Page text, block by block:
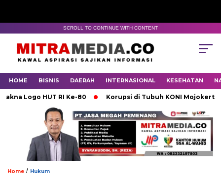
SCROLL TO CONTINUE WITH CONTENT
HOME BISNIS DAERAH INTERNASIONAL KESEHATAN
HUT RI Ke-80 Korupsi di Tubuh KONI Mojokerto
Home / Hukum